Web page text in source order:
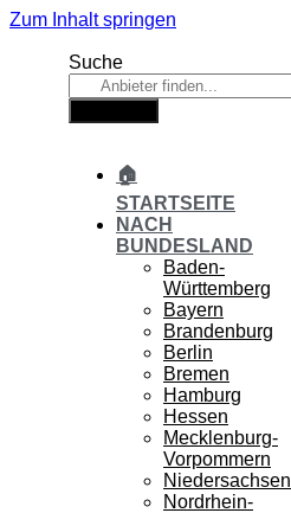
Zum Inhalt springen
Suche
🏠
STARTSEITE
NACH
BUNDESLAND
Baden-
Württemberg
Bayern
Brandenburg
Berlin
Bremen
Hamburg
Hessen
Mecklenburg-
Vorpommern
Niedersachsen
Nordrhein-